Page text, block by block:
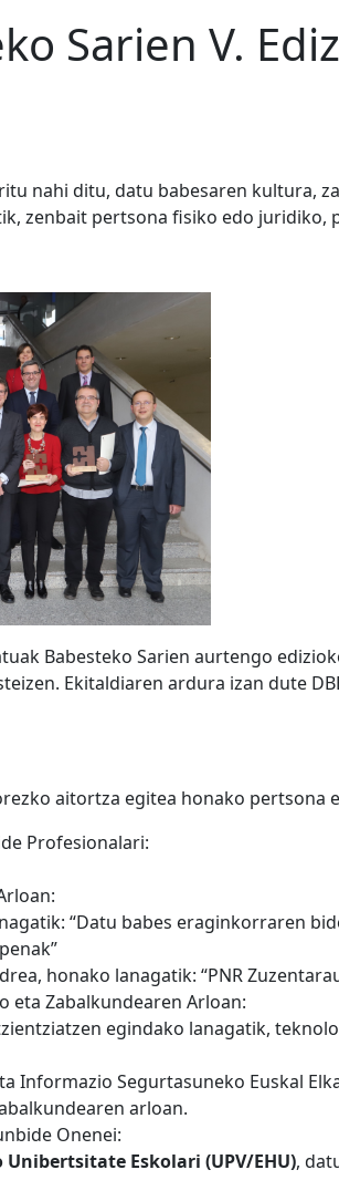
Sarien V.
nahi ditu, datu babesaren kultura,
zenbait pertsona fisiko edo
Babesteko Sarien aurtengo
Ekitaldiaren ardura izan dute
aitortza egitea honako pertsona
Profesionalari:
“Datu babes eraginkorraren
honako lanagatik: “PNR
eta Zabalkundearen Arloan:
egindako lanagatik,
Informazio Segurtasuneko Euskal
arloan.
Onenei:
Eskolari (UPV/EHU),